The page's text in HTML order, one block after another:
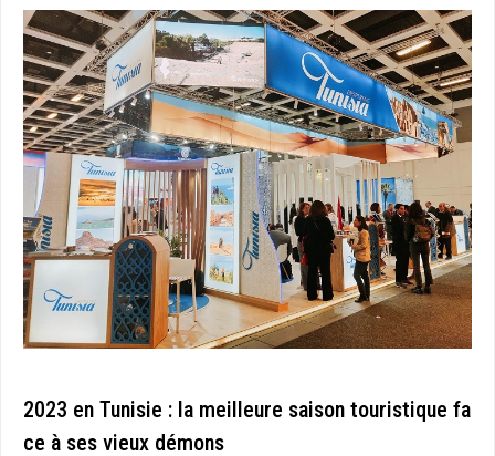
2023 en Tunisie : la meilleure saison touristique fa
ce à ses vieux démons